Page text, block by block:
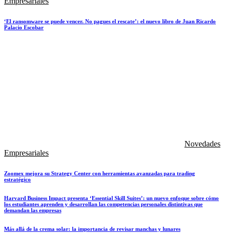
‘El ransomware se puede vencer. No pagues el rescate’: el nuevo libro de Juan Ricardo
Palacio Escobar
Novedades
Empresariales
Zoomex mejora su Strategy Center con herramientas avanzadas para trading
estratégico
Harvard Business Impact presenta ‘Essential Skill Suites’: un nuevo enfoque sobre cómo
los estudiantes aprenden y desarrollan las competencias personales distintivas que
demandan las empresas
Más allá de la crema solar: la importancia de revisar manchas y lunares